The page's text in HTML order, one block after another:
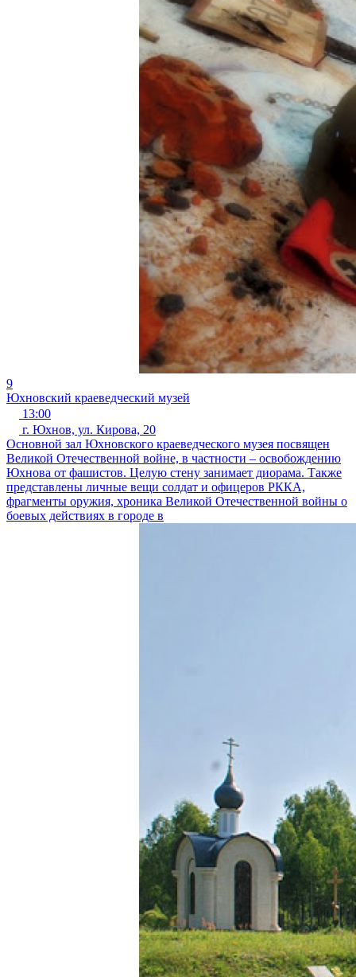
9
Юхновский краеведческий музей
13:00
г. Юхнов, ул. Кирова, 20
Основной зал Юхновского краеведческого музея посвящен
Великой Отечественной войне, в частности – освобождению
Юхнова от фашистов. Целую стену занимает диорама. Также
представлены личные вещи солдат и офицеров РККА,
фрагменты оружия, хроника Великой Отечественной войны о
боевых действиях в городе в